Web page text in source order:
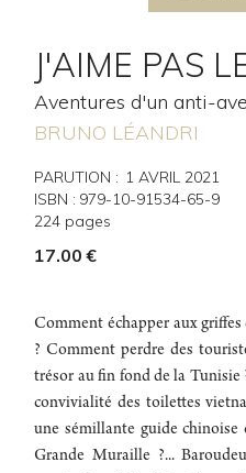
J'AIME PAS
Aventures d'un anti-
BRUNO LÉANDRI
PARUTION : 1 AVRIL 2021
ISBN : 979-10-91534-65-9
224 pages
17.00 €
Comment échapper aux
? Comment perdre des
trésor au fin fond de la Tunisie
convivialité des toilettes
une sémillante guide
Grande Muraille ?...